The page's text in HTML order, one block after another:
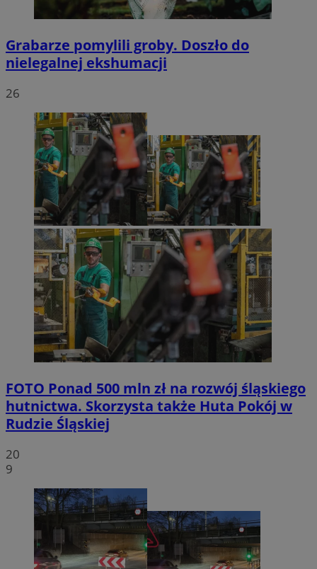
Grabarze pomylili groby. Doszło do
nielegalnej ekshumacji
26
FOTO Ponad 500 mln zł na rozwój śląskiego
hutnictwa. Skorzysta także Huta Pokój w
Rudzie Śląskiej
20
9